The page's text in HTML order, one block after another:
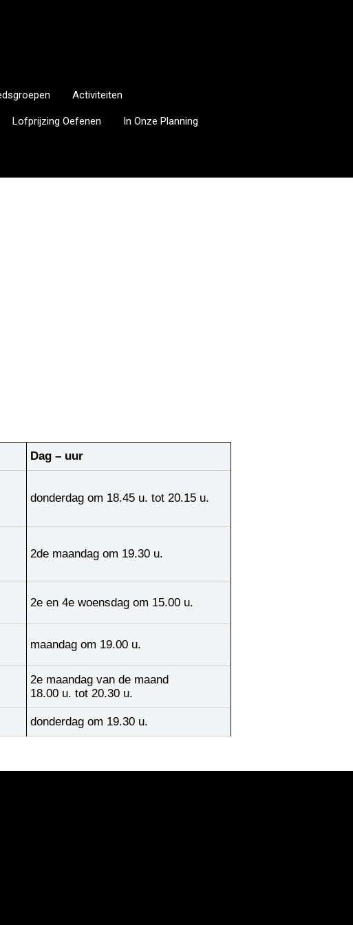
Activiteiten
Lofprijzing Oefenen In Onze Planning
Dag – uur
donderdag om 18.45 u. tot 20.15 u.
2de maandag om 19.30 u.
2e en 4e woensdag om 15.00 u.
maandag om 19.00 u.
2e maandag van de maand
18.00 u. tot 20.30 u.
donderdag om 19.30 u.